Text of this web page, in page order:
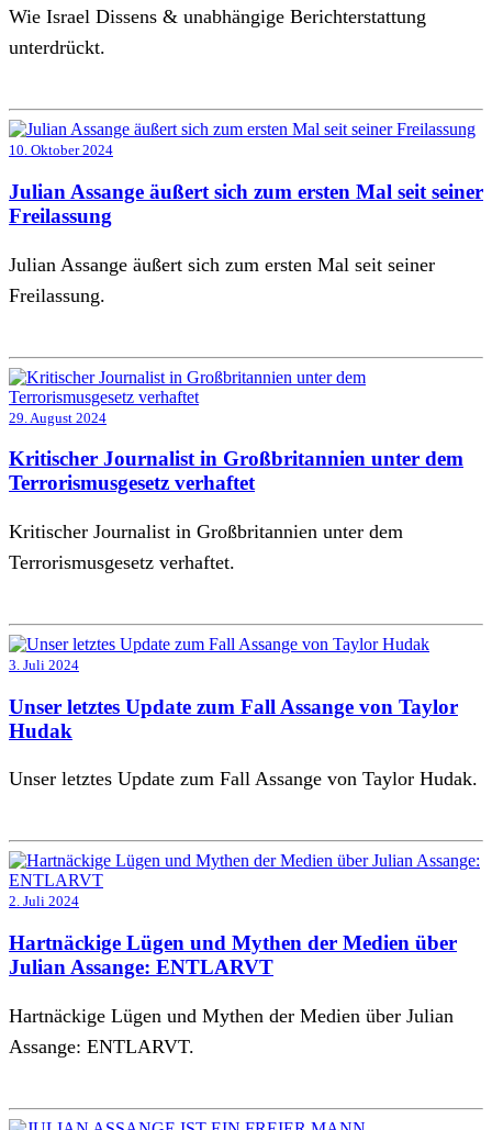
Wie Israel Dissens & unabhängige Berichterstattung
unterdrückt.
10. Oktober 2024
Julian Assange äußert sich zum ersten Mal seit seiner
Freilassung
Julian Assange äußert sich zum ersten Mal seit seiner
Freilassung.
29. August 2024
Kritischer Journalist in Großbritannien unter dem
Terrorismusgesetz verhaftet
Kritischer Journalist in Großbritannien unter dem
Terrorismusgesetz verhaftet.
3. Juli 2024
Unser letztes Update zum Fall Assange von Taylor
Hudak
Unser letztes Update zum Fall Assange von Taylor Hudak.
2. Juli 2024
Hartnäckige Lügen und Mythen der Medien über
Julian Assange: ENTLARVT
Hartnäckige Lügen und Mythen der Medien über Julian
Assange: ENTLARVT.